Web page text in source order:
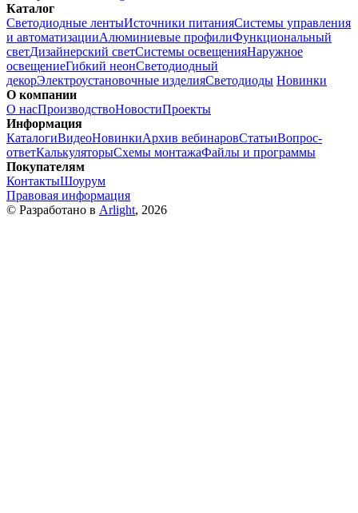
Каталог
Светодиодные лентыИсточники питанияСистемы управления
и автоматизацииАлюминиевые профилиФункциональный
светДизайнерский светСистемы освещенияНаружное
освещениеГибкий неонСветодиодный
декорЭлектроустановочные изделияСветодиоды Новинки
О компании
О насПроизводствоНовостиПроекты
Информация
КаталогиВидеоНовинкиАрхив вебинаровСтатьиВопрос-
ответКалькуляторыСхемы монтажаФайлы и программы
Покупателям
КонтактыШоурум
Правовая информация
© Разработано в Arlight, 2026